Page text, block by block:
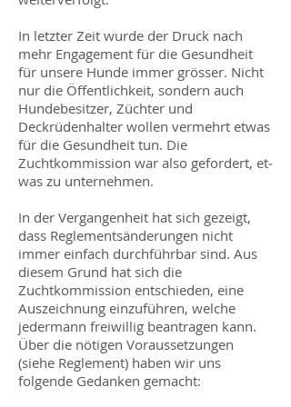
In letzter Zeit wurde der Druck nach
mehr Engagement für die Gesundheit
für unsere Hunde immer grösser. Nicht
nur die Öffent­lichkeit, sondern auch
Hundebesitzer, Züch­ter und
Deckrüdenhalter wollen vermehrt etwas
für die Gesundheit tun. Die
Zuchtkommission war also gefordert, et­
was zu unternehmen.
In der Vergangenheit hat sich gezeigt,
dass Reglementsänderungen nicht
immer einfach durchführbar sind. Aus
diesem Grund hat sich die
Zuchtkommission entschieden, eine
Auszeichnung einzuführen, welche
jeder­mann freiwillig beantragen kann.
Über die nötigen Voraussetzungen
(siehe Reglement) haben wir uns
folgende Gedan­ken gemacht: